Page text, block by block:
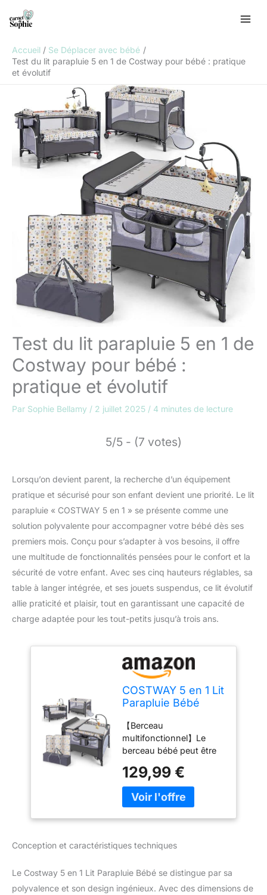
Accueil
Se Déplacer avec bébé
Test du lit parapluie 5 en 1 de Costway pour bébé : pratique
et évolutif
Test du lit parapluie 5 en 1 de
Costway pour bébé :
pratique et évolutif
Par Sophie Bellamy / 2 juillet 2025 / 4 minutes de lecture
5/5 - (7 votes)
Lorsqu’on devient parent, la recherche d’un équipement
pratique et sécurisé pour son enfant devient une priorité. Le lit
parapluie « COSTWAY 5 en 1 » se présente comme une
solution polyvalente pour accompagner votre bébé dès ses
premiers mois. Conçu pour s’adapter à vos besoins, il offre
une multitude de fonctionnalités pensées pour le confort et la
sécurité de votre enfant. Avec ses cinq hauteurs réglables, sa
table à langer intégrée, et ses jouets suspendus, ce lit évolutif
allie praticité et plaisir, tout en garantissant une capacité de
charge adaptée pour les tout-petits jusqu’à trois ans.
COSTWAY 5 en 1 Lit
Parapluie Bébé
Table à Langer, Lit
Bébé Évolutif avec
5 Hauteur
Réglables, Musique
et Jouets
Suspendus, Mode
Bascule, Charge
15kg pour Bébé de
【Berceau
multifonctionnel】Le
berceau bébé peut être
parapluie, table à langer,
lit cododo et centre
d'activités pour les
【Idéal pour dormir】
réglable à 5 niveaux et 2
sangles de sécurité, le lit
129,99 €
Conception et caractéristiques techniques
Le Costway 5 en 1 Lit Parapluie Bébé se distingue par sa
polyvalence et son design ingénieux. Avec des dimensions de
e
h
e
h